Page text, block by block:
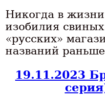
Никогда в жизни
изобилия
«русских»
названий
19.11.2023